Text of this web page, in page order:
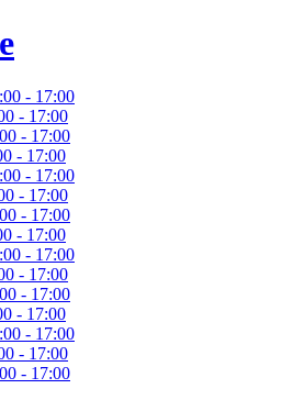
- 17:00
- 17:00
- 17:00
- 17:00
- 17:00
- 17:00
- 17:00
- 17:00
- 17:00
- 17:00
- 17:00
- 17:00
- 17:00
- 17:00
- 17:00